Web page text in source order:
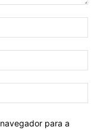
para a